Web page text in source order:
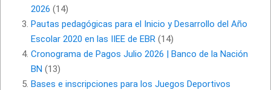
2026 (14)
Pautas pedagógicas para el Inicio y Desarrollo del Año
Escolar 2020 en las IIEE de EBR (14)
Cronograma de Pagos Julio 2026 | Banco de la Nación
BN (13)
Bases e inscripciones para los Juegos Deportivos